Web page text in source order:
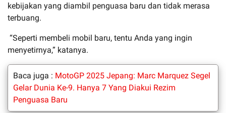
kebijakan yang diambil penguasa baru dan tidak merasa
terbuang.
“Seperti membeli mobil baru, tentu Anda yang ingin
menyetirnya,” katanya.
Baca juga : MotoGP 2025 Jepang: Marc Marquez Segel
Gelar Dunia Ke-9. Hanya 7 Yang Diakui Rezim
Penguasa Baru